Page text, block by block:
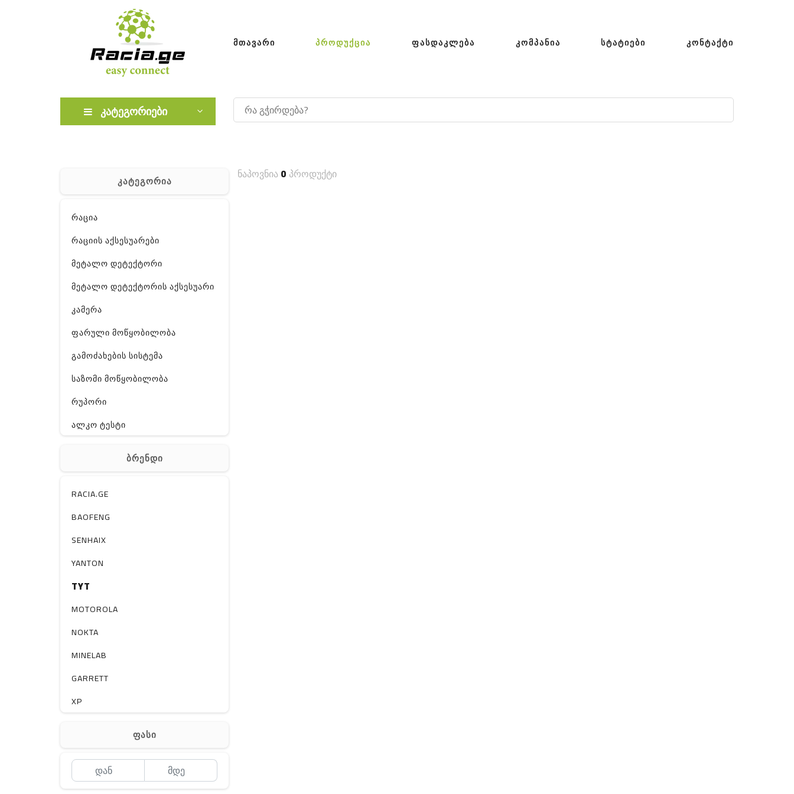
ᲛᲗᲐᲕᲐᲠᲘ ᲞᲠᲝᲓᲣᲥᲪᲘᲐ ᲤᲐᲡᲓᲐᲙᲚᲔᲑᲐ ᲙᲝᲛᲞᲐᲜᲘᲐ ᲡᲢᲐᲢᲘᲔᲑᲘ ᲙᲝᲜᲢᲐᲥᲢᲘ
კატეგორიები
კატეგორია
რაცია
რაციის აქსესუარები
მეტალო დეტექტორი
მეტალო დეტექტორის აქსესუარი
კამერა
ფარული მოწყობილობა
გამოძახების სისტემა
საზომი მოწყობილობა
რუპორი
ალკო ტესტი
ელ. მოწყობილობები
მაგნიტი
სხვა
ბრენდი
RACIA.GE
BAOFENG
SENHAIX
YANTON
TYT
MOTOROLA
NOKTA
MINELAB
GARRETT
XP
ფასი
ნაპოვნია0 პროდუქტი